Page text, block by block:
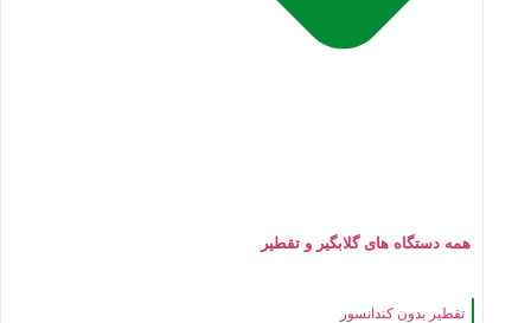
همه دستگاه های گلابگیر و تقطیر
تقطیر بدون کندانسور